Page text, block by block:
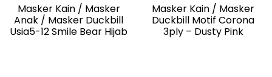
Masker Kain / Masker
Anak / Masker Duckbill
Usia5-12 Smile Bear Hijab
Masker Kain / Masker
Duckbill Motif Corona
3ply – Dusty Pink